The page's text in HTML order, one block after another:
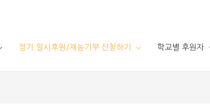
정기.일시후원/재능기부 신청하기 학교별 후원자